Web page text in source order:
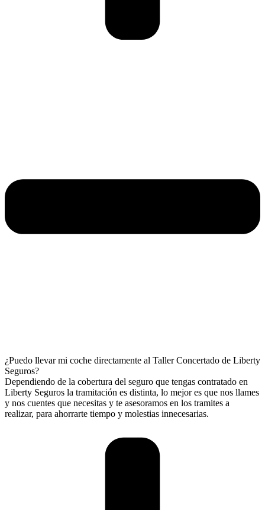
¿Puedo llevar mi coche directamente al Taller Concertado de Liberty
Seguros?
Dependiendo de la cobertura del seguro que tengas contratado en
Liberty Seguros la tramitación es distinta, lo mejor es que nos llames
y nos cuentes que necesitas y te asesoramos en los tramites a
realizar, para ahorrarte tiempo y molestias innecesarias.